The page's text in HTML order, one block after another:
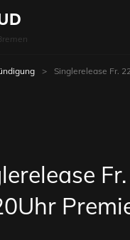
> Singlerelease Fr.